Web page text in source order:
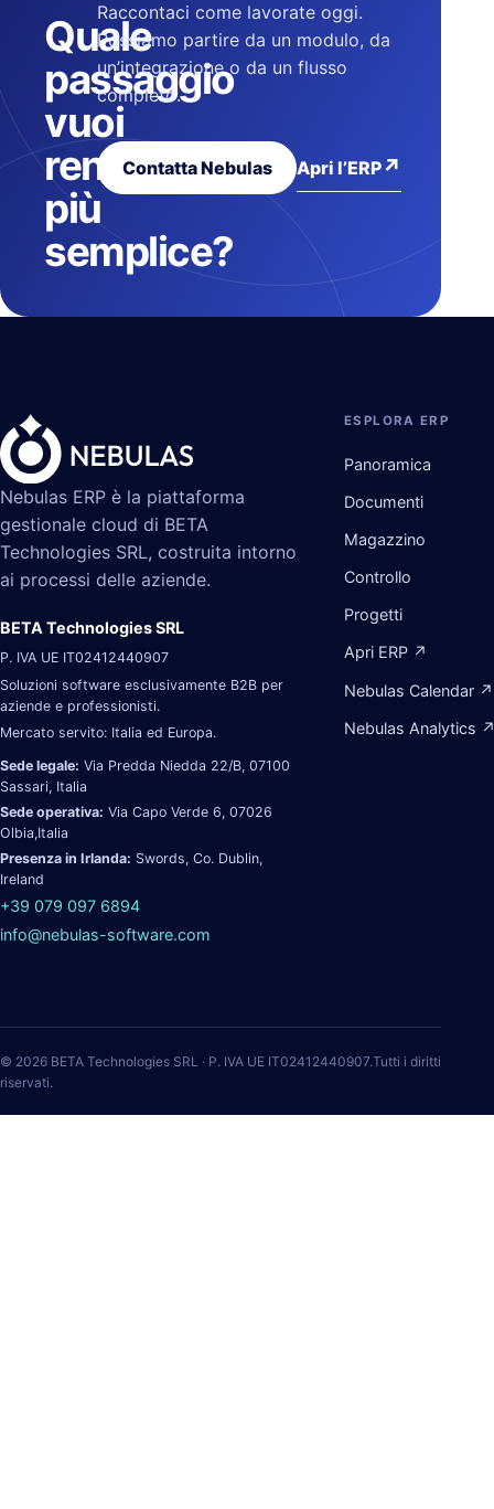
Quale
passaggio
vuoi
rendere
più
semplice?
Raccontaci come lavorate oggi.
Possiamo partire da un modulo, da
un’integrazione o da un flusso
completo.
Contatta Nebulas Apri l’ERP ↗
Nebulas ERP è la piattaforma
gestionale cloud di BETA
Technologies SRL, costruita intorno
ai processi delle aziende.
BETA Technologies SRL
P. IVA UE IT02412440907
Soluzioni software esclusivamente B2B per
aziende e professionisti.
Mercato servito: Italia ed Europa.
Sede legale: Via Predda Niedda 22/B, 07100
Sassari, Italia
Sede operativa: Via Capo Verde 6, 07026
Olbia,Italia
Presenza in Irlanda: Swords, Co. Dublin,
Ireland
+39 079 097 6894
info@nebulas-software.com
ESPLORA ERP
Panoramica
Documenti
Magazzino
Controllo
Progetti
Apri ERP ↗
Nebulas Calendar ↗
Nebulas Analytics
© 2026 BETA Technologies SRL · P. IVA UE IT02412440907.Tutti i diritti
riservati.